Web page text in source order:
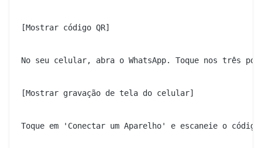
[Mostrar código QR]
No seu celular, abra o WhatsApp. Toque nos três
[Mostrar gravação de tela do celular]
Toque em 'Conectar um Aparelho' e escaneie o